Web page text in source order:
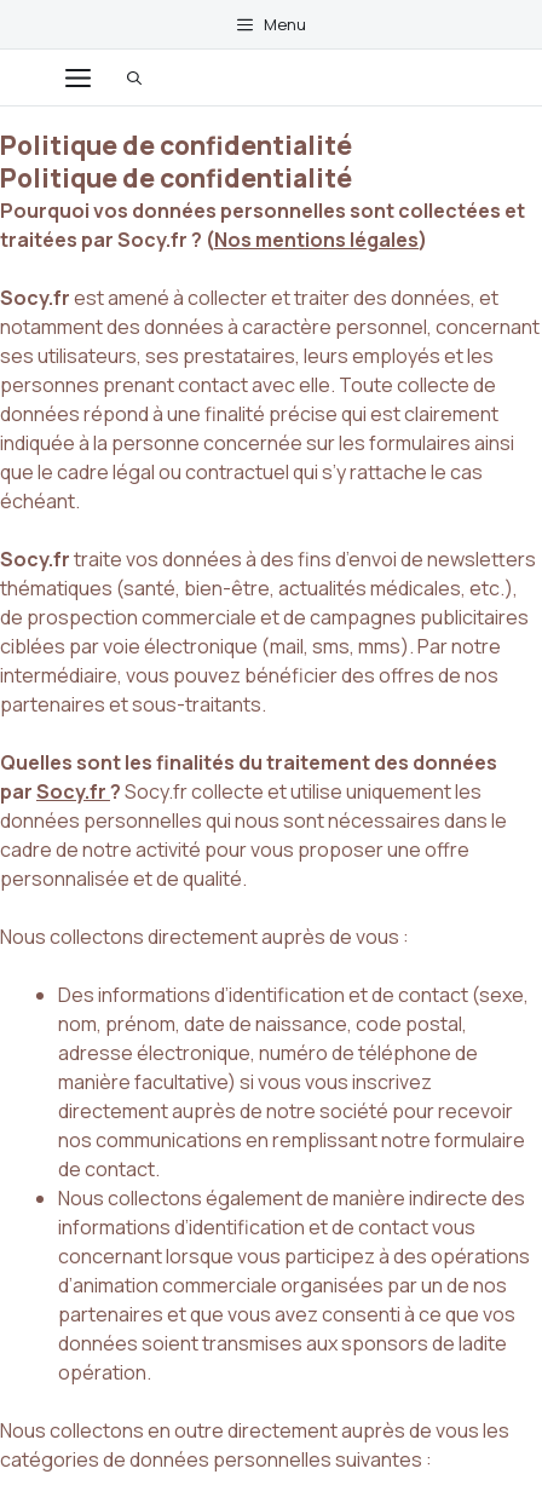
contenu
Menu
Menu
Politique de confidentialité
Politique de confidentialité
Pourquoi vos données personnelles sont collectées et
traitées par Socy.fr ? (Nos mentions légales)
Socy.frest amené à collecter et traiter des données, et
notamment des données à caractère personnel, concernant
ses utilisateurs, ses prestataires, leurs employés et les
personnes prenant contact avec elle. Toute collecte de
données répond à une finalité précise qui est clairement
indiquée à la personne concernée sur les formulaires ainsi
que le cadre légal ou contractuel qui s’y rattache le cas
échéant.
Socy.frtraite vos données à des fins d’envoi de newsletters
thématiques (santé, bien-être, actualités médicales, etc.),
de prospection commerciale et de campagnes publicitaires
ciblées par voie électronique (mail, sms, mms). Par notre
intermédiaire, vous pouvez bénéficier des offres de nos
partenaires et sous-traitants.
Quelles sont les finalités du traitement des données
parSocy.fr?Socy.fr collecte et utilise uniquement les
données personnelles qui nous sont nécessaires dans le
cadre de notre activité pour vous proposer une offre
personnalisée et de qualité.
Nous collectons directement auprès de vous :
Des informations d’identification et de contact (sexe,
nom, prénom, date de naissance, code postal,
adresse électronique, numéro de téléphone de
manière facultative) si vous vous inscrivez
directement auprès de notre société pour recevoir
nos communications en remplissant notre formulaire
de contact.
Nous collectons également de manière indirecte des
informations d’identification et de contact vous
concernant lorsque vous participez à des opérations
d’animation commerciale organisées par un de nos
partenaires et que vous avez consenti à ce que vos
données soient transmises aux sponsors de ladite
opération.
Nous collectons en outre directement auprès de vous les
catégories de données personnelles suivantes :